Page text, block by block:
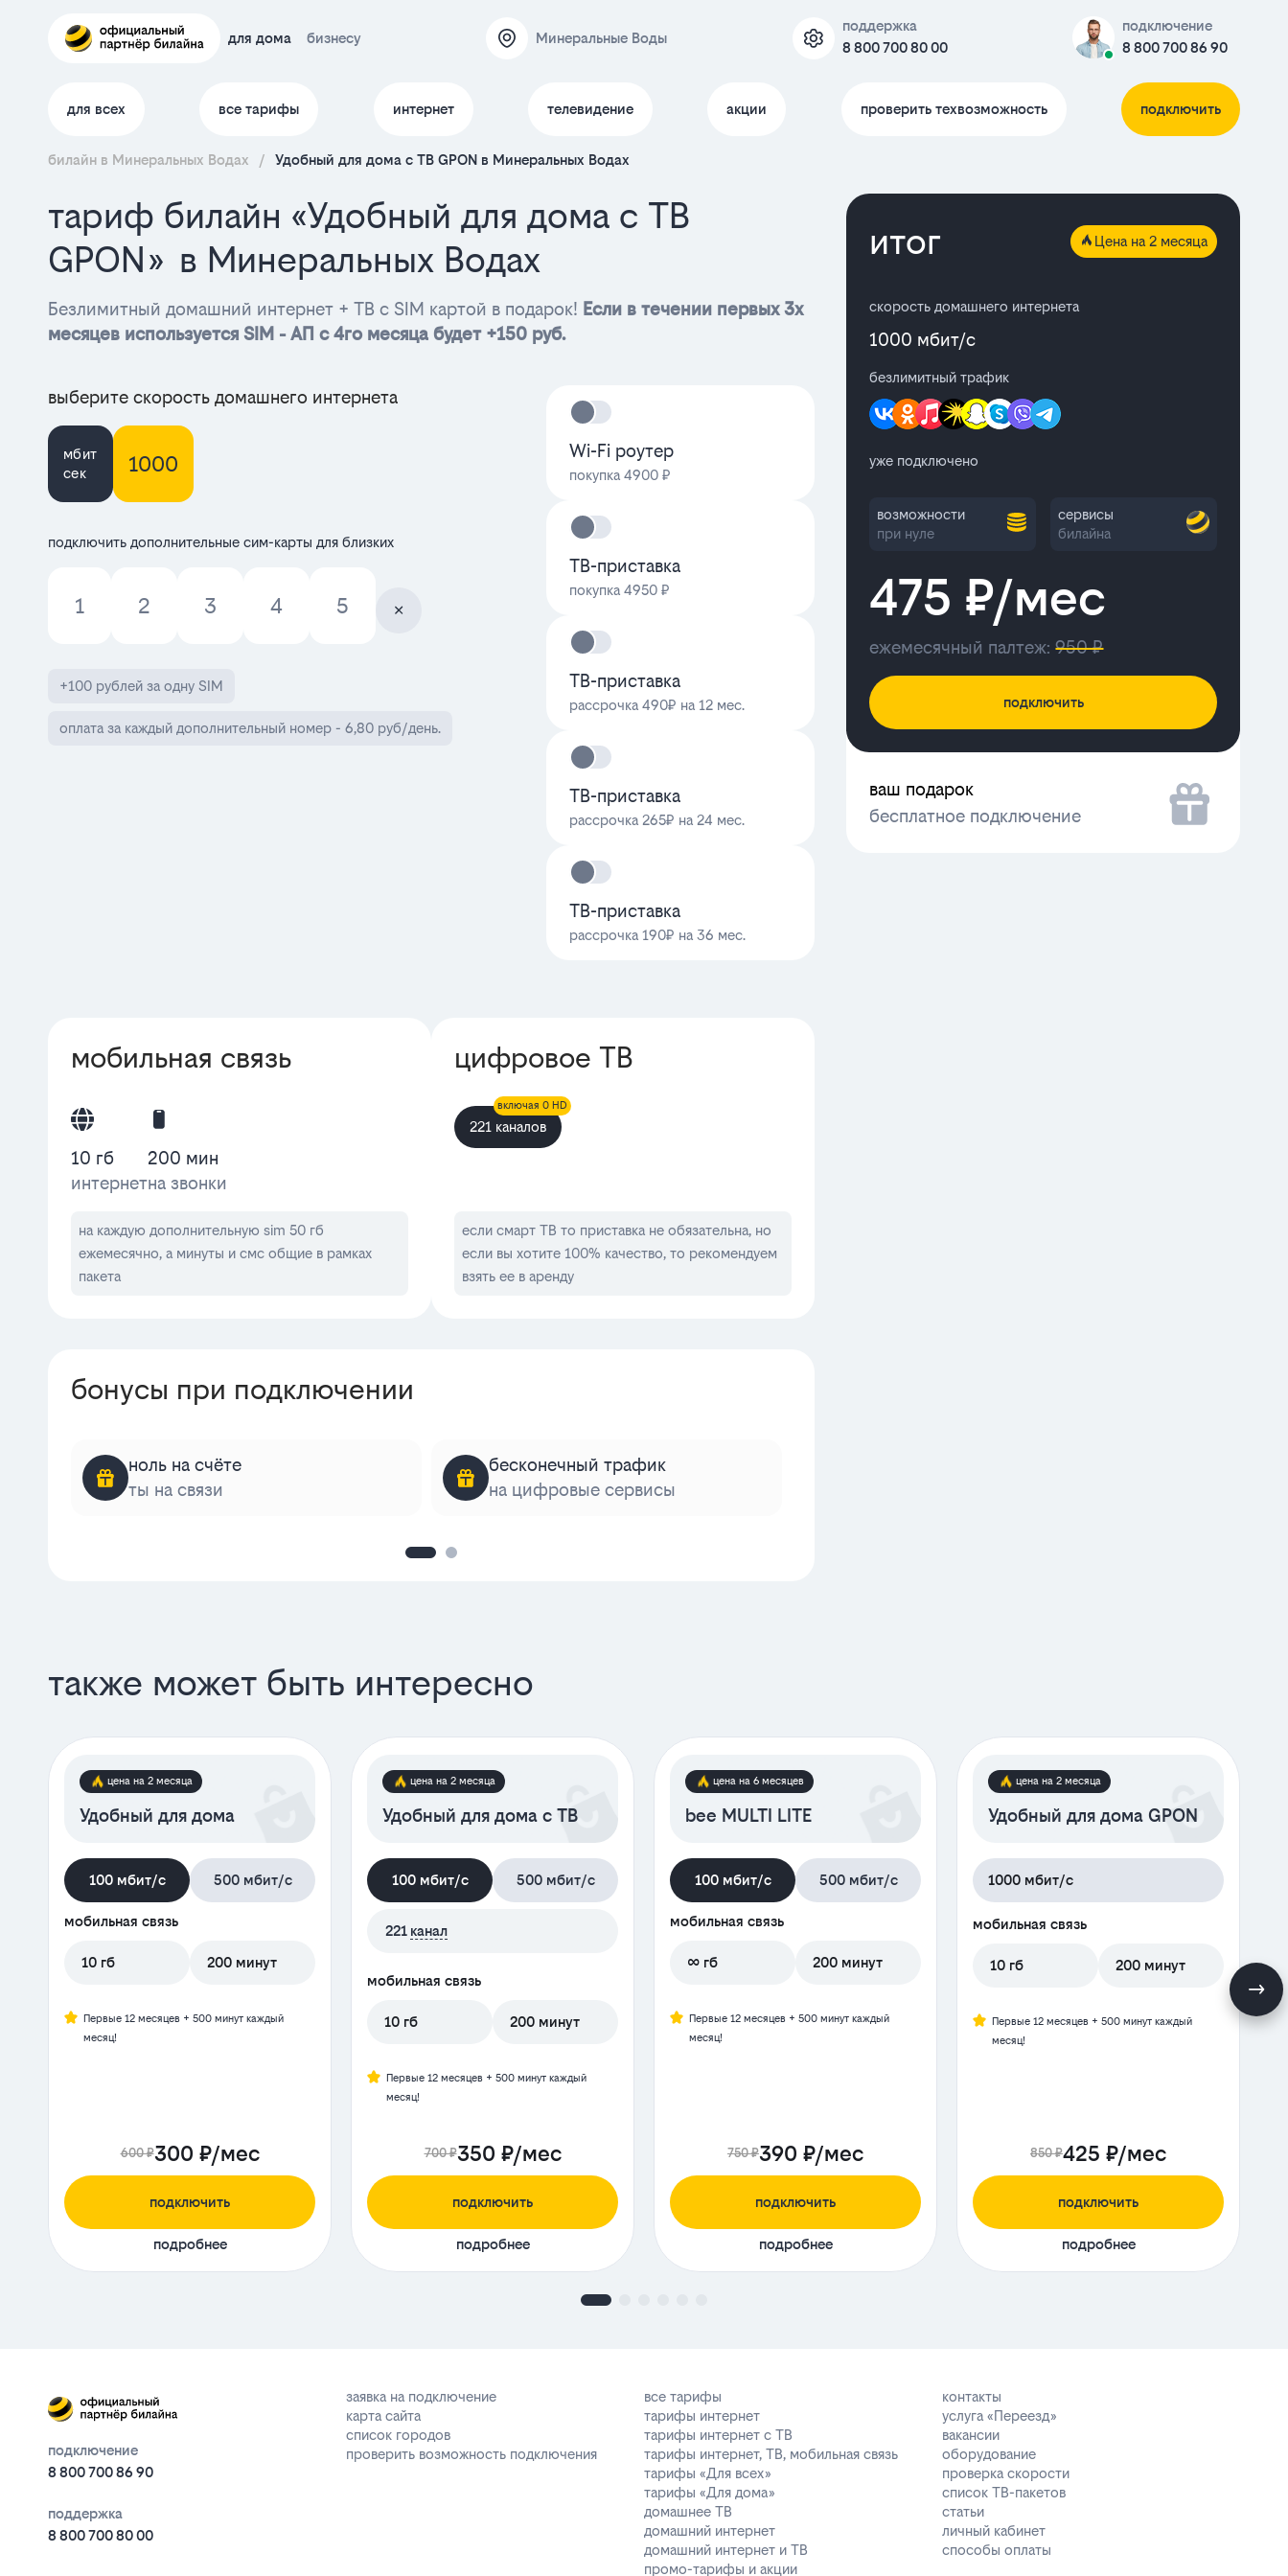
для дома бизнесу Минеральные Воды
поддержка
8 800 700 80 00
подключение
8 800 700 86 90
для всех все тарифы интернет телевидение акции проверить техвозможность подключить
билайн в Минеральных Водах / Удобный для дома с ТВ GPON в Минеральных Водах
тариф билайн «Удобный для дома с ТВ
GPON» в Минеральных Водах
Безлимитный домашний интернет + ТВ с SIM картой в подарок! Если в течении первых 3х
месяцев используется SIM - АП с 4го месяца будет +150 руб.
выберите скорость домашнего интернета
мбит
сек
1000
подключить дополнительные сим-карты для близких
1 2 3 4 5
+100 рублей за одну SIM
оплата за каждый дополнительный номер - 6,80 руб/день.
Wi-Fi роутер
покупка 4900 ₽
ТВ-приставка
покупка 4950 ₽
ТВ-приставка
рассрочка 490₽ на 12 мес.
ТВ-приставка
рассрочка 265₽ на 24 мес.
ТВ-приставка
рассрочка 190₽ на 36 мес.
мобильная связь
10 гб
интернет
200 мин
на звонки
на каждую дополнительную sim 50 гб
ежемесячно, а минуты и смс общие в рамках
пакета
цифровое ТВ
221 каналов
включая 0 HD
если смарт ТВ то приставка не обязательна, но
если вы хотите 100% качество, то рекомендуем
взять ее в аренду
бонусы при подключении
ноль на счёте
ты на связи
бесконечный трафик
на цифровые сервисы
итог Цена на 2 месяца
скорость домашнего интернета
1000 мбит/с
безлимитный трафик
уже подключено
возможности
при нуле
сервисы
билайна
475 ₽/мес
ежемесячный палтеж:950 ₽
подключить
ваш подарок
бесплатное подключение
также может быть интересно
цена на 2 месяца
Удобный для дома
100 мбит/с 500 мбит/с
мобильная связь
10 гб 200 минут
Первые 12 месяцев + 500 минут каждый
месяц!
600 ₽300 ₽/мес
подключить
подробнее
цена на 2 месяца
Удобный для дома с ТВ
100 мбит/с 500 мбит/с
221 канал
мобильная связь
10 гб 200 минут
Первые 12 месяцев + 500 минут каждый
месяц!
700 ₽350 ₽/мес
подключить
подробнее
цена на 6 месяцев
bee MULTI LITE
100 мбит/с 500 мбит/с
мобильная связь
∞ гб 200 минут
Первые 12 месяцев + 500 минут каждый
месяц!
750 ₽390 ₽/мес
подключить
подробнее
цена на 2 месяца
Удобный для дома GPON
1000 мбит/с
мобильная связь
10 гб 200 минут
Первые 12 месяцев + 500 минут каждый
месяц!
850 ₽425 ₽/мес
подключить
подробнее
подключение
8 800 700 86 90
поддержка
8 800 700 80 00
заявка на подключение
карта сайта
список городов
проверить возможность подключения
все тарифы
тарифы интернет
тарифы интернет с ТВ
тарифы интернет, ТВ, мобильная связь
тарифы «Для всех»
тарифы «Для дома»
домашнее ТВ
домашний интернет
домашний интернет и ТВ
промо-тарифы и акции
контакты
услуга «Переезд»
вакансии
оборудование
проверка скорости
список ТВ-пакетов
статьи
личный кабинет
способы оплаты